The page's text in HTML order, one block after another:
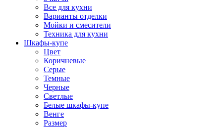
Все для кухни
Варианты отделки
Мойки и смесители
Техника для кухни
Шкафы-купе
Цвет
Коричневые
Серые
Темные
Черные
Светлые
Белые шкафы-купе
Венге
Размер